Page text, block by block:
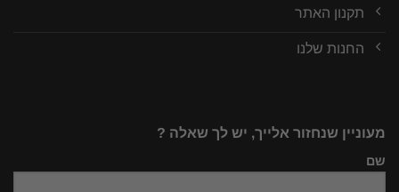
תקנון האתר
החנות שלנו
מעוניין שנחזור אלייך, יש לך שאלה ?
שם